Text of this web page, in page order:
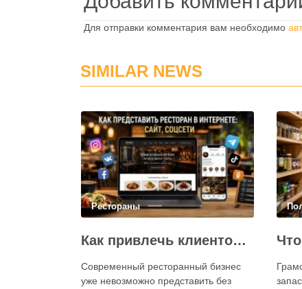
Для отправки комментария вам необходимо
SIMILAR NEWS
Рестораны
Как привлечь клиентов в ресторан через интернет: каким должен быть сайт и как эффективно использовать социальные сети
Современный ресторанный бизнес
уже невозможно представить без